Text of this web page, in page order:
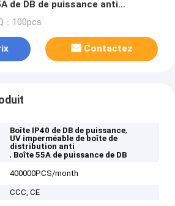
de DB de puissance anti
：100pcs
Contactez
Boîte IP40 de DB de puissance,
UV imperméable de boîte de
distribution anti
, Boîte 55A de puissance de DB
400000PCS/month
CCC, CE